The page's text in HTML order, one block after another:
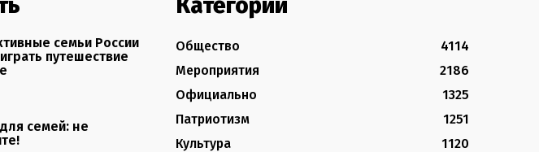
семьи России
путешествие
семей: не
Общество
4114
Мероприятия
2186
Официально
1325
Патриотизм
1251
Культура
1120